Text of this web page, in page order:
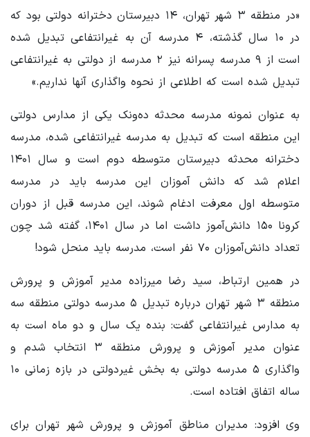
«در منطقه ۳ شهر تهران، ۱۴ دبیرستان دخترانه دولتی بود که
در ۱۰ سال گذشته، ۴ مدرسه آن به غیرانتفاعی تبدیل شده
است از ۹ مدرسه پسرانه نیز ۲ مدرسه از دولتی به غیرانتفاعی
تبدیل شده است که اطلاعی از نحوه واگذاری آنها نداریم.»
به عنوان نمونه مدرسه محدثه ده‌ونک یکی از مدارس دولتی
این منطقه است که تبدیل به مدرسه غیرانتفاعی شده، مدرسه
دخترانه محدثه دبیرستان متوسطه دوم است و سال ۱۴۰۱
اعلام شد که دانش آموزان این مدرسه باید در مدرسه
متوسطه اول معرفت ادغام شوند، این مدرسه قبل از دوران
کرونا ۱۵۰ دانش‌آموز داشت اما در سال ۱۴۰۱، گفته شد چون
تعداد دانش‌آموزان ۷۰ نفر است، مدرسه باید منحل شود!
در همین ارتباط، سید رضا میرزاده مدیر آموزش و پرورش
منطقه ۳ شهر تهران درباره تبدیل ۵ مدرسه دولتی منطقه سه
به مدارس غیرانتفاعی گفت: بنده یک سال و دو ماه است به
عنوان مدیر آموزش و پرورش منطقه ۳ انتخاب شدم و
واگذاری ۵ مدرسه دولتی به بخش غیردولتی در بازه زمانی ۱۰
ساله اتفاق افتاده است.
وی افزود: مدیران مناطق آموزش و پرورش شهر تهران برای